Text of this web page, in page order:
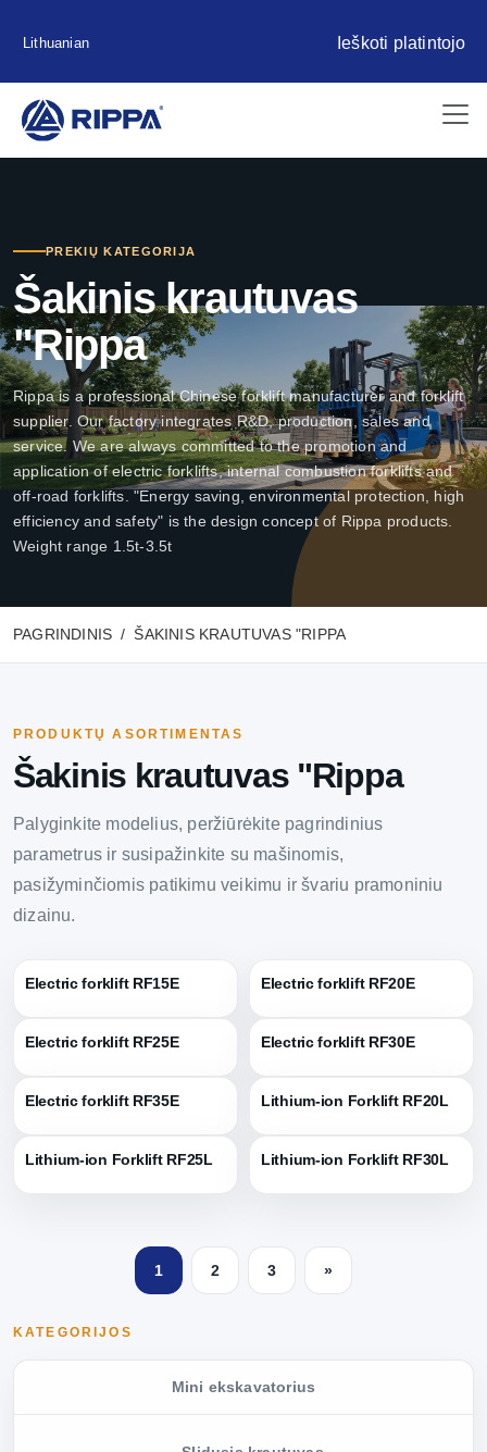
Lithuanian Ieškoti platintojo
PREKIŲ KATEGORIJA
Šakinis krautuvas
"Rippa
Rippa is a professional Chinese forklift manufacturer and forklift
supplier. Our factory integrates R&D, production, sales and
service. We are always committed to the promotion and
application of electric forklifts, internal combustion forklifts and
off-road forklifts. "Energy saving, environmental protection, high
efficiency and safety" is the design concept of Rippa products.
Weight range 1.5t-3.5t
PAGRINDINIS ŠAKINIS KRAUTUVAS "RIPPA
PRODUKTŲ ASORTIMENTAS
Šakinis krautuvas "Rippa
Palyginkite modelius, peržiūrėkite pagrindinius
parametrus ir susipažinkite su mašinomis,
pasižyminčiomis patikimu veikimu ir švariu pramoniniu
dizainu.
KATEGORIJOS
Mini ekskavatorius
Electric forklift RF15E Electric forklift RF20E
Electric forklift RF25E Electric forklift RF30E
Electric forklift RF35E Lithium-ion Forklift RF20L
Lithium-ion Forklift RF25L Lithium-ion Forklift RF30L
1 2 3 »